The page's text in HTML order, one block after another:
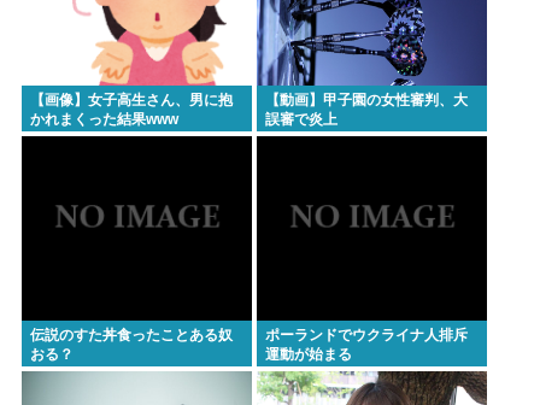
【画像】女子高生さん、男に抱
かれまくった結果www
【動画】甲子園の女性審判、大
誤審で炎上
伝説のすた丼食ったことある奴
おる？
ポーランドでウクライナ人排斥
運動が始まる